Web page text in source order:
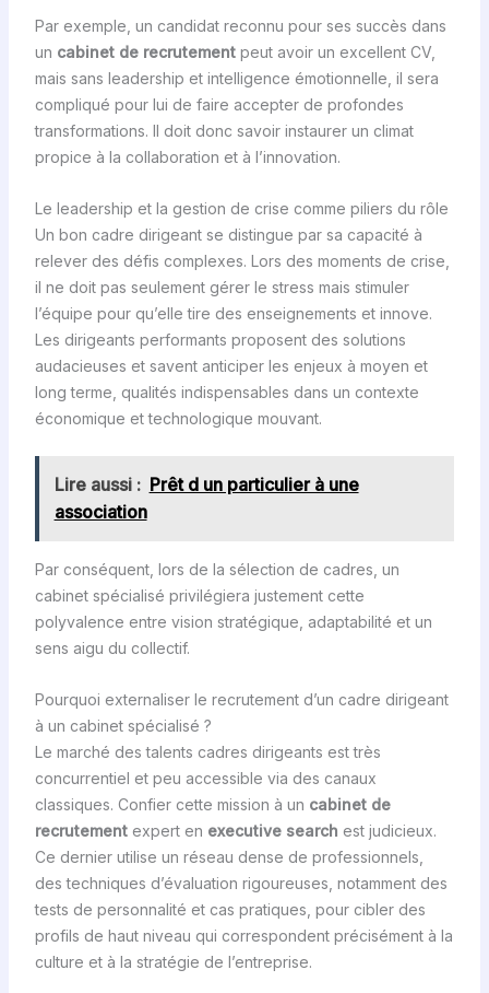
Par exemple, un candidat reconnu pour ses succès dans
un cabinet de recrutementpeut avoir un excellent CV,
mais sans leadership et intelligence émotionnelle, il sera
compliqué pour lui de faire accepter de profondes
transformations. Il doit donc savoir instaurer un climat
propice à la collaboration et à l’innovation.
Le leadership et la gestion de crise comme piliers du rôle
Un bon cadre dirigeant se distingue par sa capacité à
relever des défis complexes. Lors des moments de crise,
il ne doit pas seulement gérer le stress mais stimuler
l’équipe pour qu’elle tire des enseignements et innove.
Les dirigeants performants proposent des solutions
audacieuses et savent anticiper les enjeux à moyen et
long terme, qualités indispensables dans un contexte
économique et technologique mouvant.
Lire aussi : Prêt d un particulier à une
association
Par conséquent, lors de la sélection de cadres, un
cabinet spécialisé privilégiera justement cette
polyvalence entre vision stratégique, adaptabilité et un
sens aigu du collectif.
Pourquoi externaliser le recrutement d’un cadre dirigeant
à un cabinet spécialisé ?
Le marché des talents cadres dirigeants est très
concurrentiel et peu accessible via des canaux
classiques. Confier cette mission à un cabinet de
recrutementexpert en executive search est judicieux.
Ce dernier utilise un réseau dense de professionnels,
des techniques d’évaluation rigoureuses, notamment des
tests de personnalité et cas pratiques, pour cibler des
profils de haut niveau qui correspondent précisément à la
culture et à la stratégie de l’entreprise.